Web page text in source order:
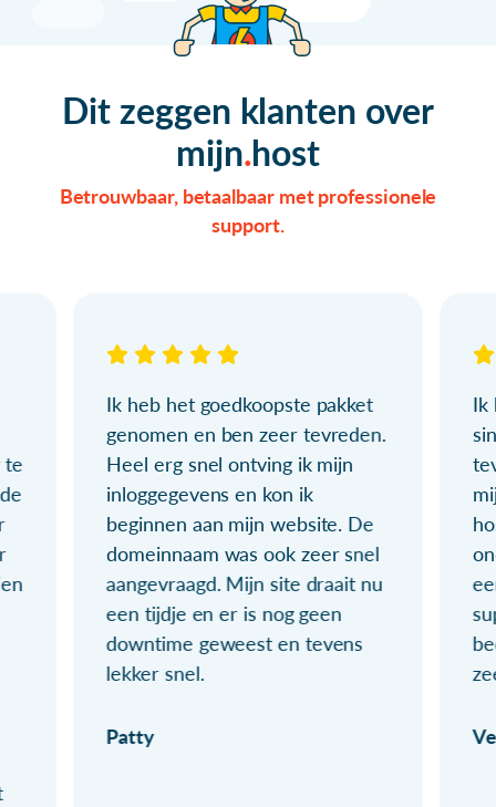
Dit zeggen klanten over
mijn host
Betrouwbaar, betaalbaar met professionele
support.
te
Ik heb het goedkoopste pakket
genomen en ben zeer tevreden.
Heel erg snel ontving ik mijn
inloggegevens en kon ik
beginnen aan mijn website. De
domeinnaam was ook zeer snel
aangevraagd. Mijn site draait nu
een tijdje en er is nog geen
downtime geweest en tevens
lekker snel.
Patty
Ik